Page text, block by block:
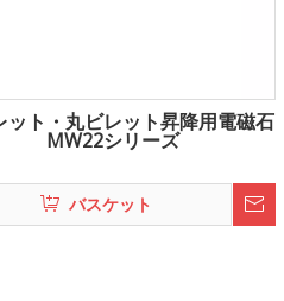
ット・丸ビレット昇降用電磁石
MW22シリーズ
バスケット